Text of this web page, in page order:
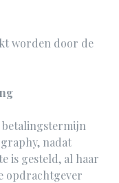
worden door de
betalingstermijn
nadat
is gesteld, al haar
opdrachtgever